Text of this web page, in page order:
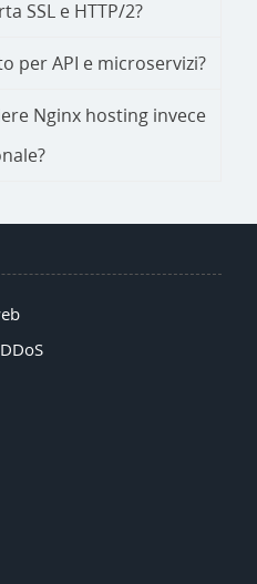
SSL e HTTP/2?
per API e microservizi?
Nginx hosting invece